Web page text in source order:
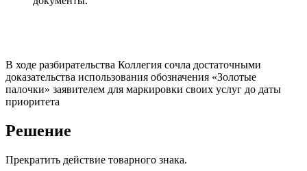
В ходе разбирательства Коллегия сочла достаточными
доказательства использования обозначения «Золотые
палочки» заявителем для маркировки своих услуг до даты
приоритета
Решение
Прекратить действие товарного знака.